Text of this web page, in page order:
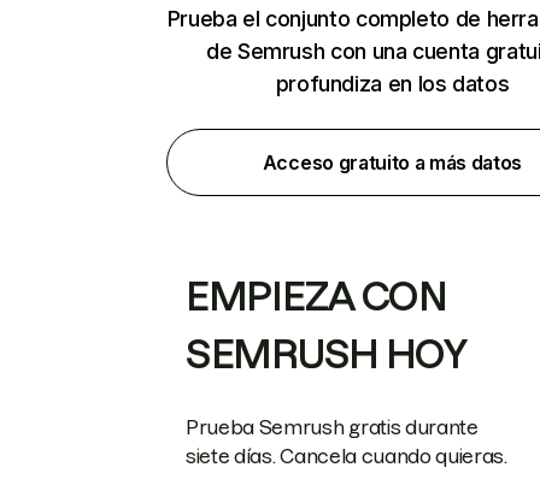
Prueba el conjunto completo de
de Semrush con una cuenta
profundiza en los datos
Acceso gratuito a más datos
EMPIEZA CON
SEMRUSH HOY
Prueba Semrush gratis durante
siete días. Cancela cuando quieras.